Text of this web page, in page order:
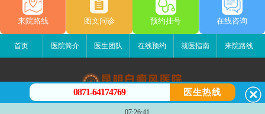
来院路线 图文问诊 预约挂号 在线咨询
首页 医院简介 医生团队 在线预约 就医指南 来院路线
昆明白癜风医院
0871-64174769 医生热线
07:26:41